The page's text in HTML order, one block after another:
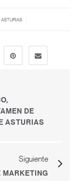
DE
ASTURIAS
Siguiente